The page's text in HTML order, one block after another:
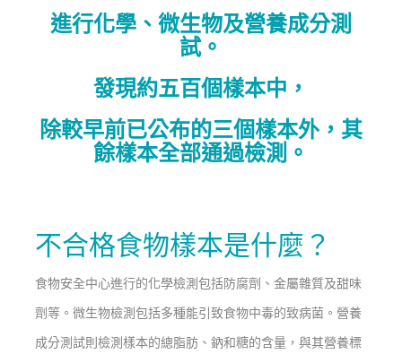
進行化學、微生物及營養成分測
試。
發現約五百個樣本中，
除較早前已公布的三個樣本外， 其
餘樣本全部通過檢測。
不合格食物樣本是什麼？
食物安全中心進行的化學檢測包括防腐劑、金屬雜質及甜味
劑等。微生物檢測包括多種能引致食物中毒的致病菌。營養
成分測試則檢測樣本的總脂肪、鈉和糖的含量，與其營養標